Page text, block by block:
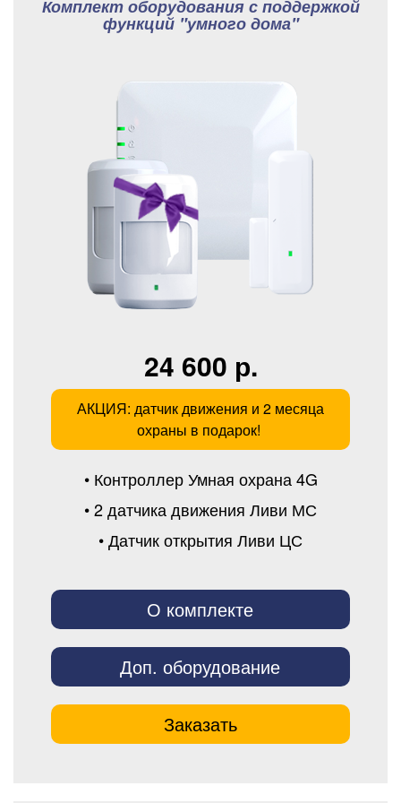
Комплект оборудования с поддержкой
функций "умного дома"
24 600 р.
АКЦИЯ: датчик движения и 2 месяца
охраны в подарок!
• Контроллер Умная охрана 4G
• 2 датчика движения Ливи МС
• Датчик открытия Ливи ЦС
О комплекте
Доп. оборудование
Заказать